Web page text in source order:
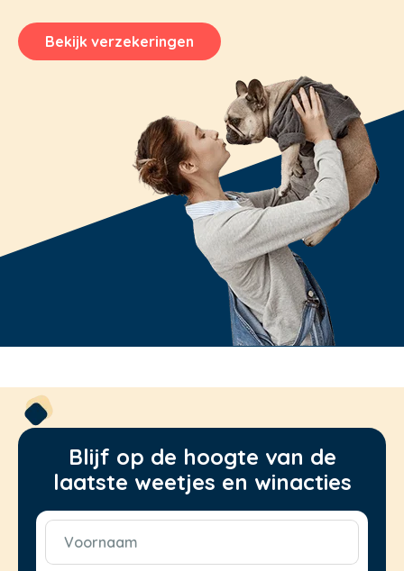
Bekijk verzekeringen
Blijf op de hoogte van de
laatste weetjes en winacties
Voornaam
(Vereist)